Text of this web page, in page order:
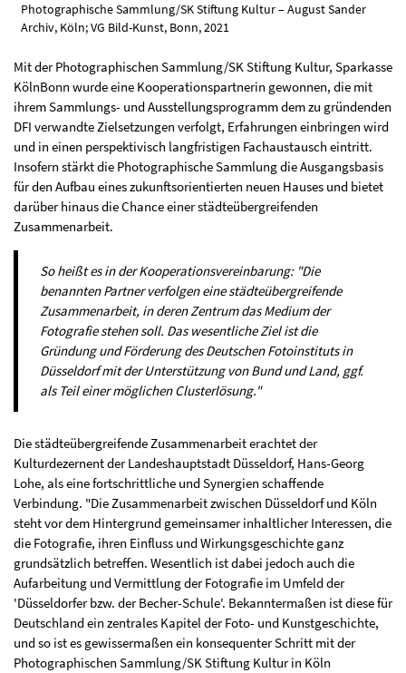
Photographische Sammlung/SK Stiftung Kultur – August Sander
Archiv, Köln; VG Bild-Kunst, Bonn, 2021
Mit der Photographischen Sammlung/SK Stiftung Kultur, Sparkasse
KölnBonn wurde eine Kooperationspartnerin gewonnen, die mit
ihrem Sammlungs- und Ausstellungsprogramm dem zu gründenden
DFI verwandte Zielsetzungen verfolgt, Erfahrungen einbringen wird
und in einen perspektivisch langfristigen Fachaustausch eintritt.
Insofern stärkt die Photographische Sammlung die Ausgangsbasis
für den Aufbau eines zukunftsorientierten neuen Hauses und bietet
darüber hinaus die Chance einer städteübergreifenden
Zusammenarbeit.
So heißt es in der Kooperationsvereinbarung: "Die
benannten Partner verfolgen eine städteübergreifende
Zusammenarbeit, in deren Zentrum das Medium der
Fotografie stehen soll. Das wesentliche Ziel ist die
Gründung und Förderung des Deutschen Fotoinstituts in
Düsseldorf mit der Unterstützung von Bund und Land, ggf.
als Teil einer möglichen Clusterlösung."
Die städteübergreifende Zusammenarbeit erachtet der
Kulturdezernent der Landeshauptstadt Düsseldorf, Hans-Georg
Lohe, als eine fortschrittliche und Synergien schaffende
Verbindung. "Die Zusammenarbeit zwischen Düsseldorf und Köln
steht vor dem Hintergrund gemeinsamer inhaltlicher Interessen, die
die Fotografie, ihren Einfluss und Wirkungsgeschichte ganz
grundsätzlich betreffen. Wesentlich ist dabei jedoch auch die
Aufarbeitung und Vermittlung der Fotografie im Umfeld der
'Düsseldorfer bzw. der Becher-Schule'. Bekanntermaßen ist diese für
Deutschland ein zentrales Kapitel der Foto- und Kunstgeschichte,
und so ist es gewissermaßen ein konsequenter Schritt mit der
Photographischen Sammlung/SK Stiftung Kultur in Köln